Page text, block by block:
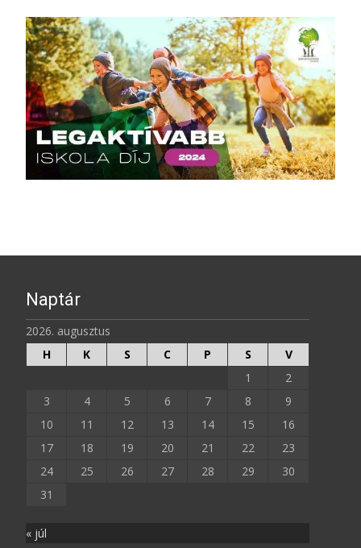
Naptár
2026. augusztus
H
K S C P S
V
1
2
3
4 5 6 7 8
9
10
11 12 13 14 15
16
17
18 19 20 21 22
23
24
25 26 27 28 29
30
31
« júl